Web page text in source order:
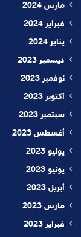
مارس 2024
فبراير 2024
يناير 2024
ديسمبر 2023
نوفمبر 2023
أكتوبر 2023
سبتمبر 2023
أغسطس 2023
يوليو 2023
يونيو 2023
أبريل 2023
مارس 2023
فبراير 2023